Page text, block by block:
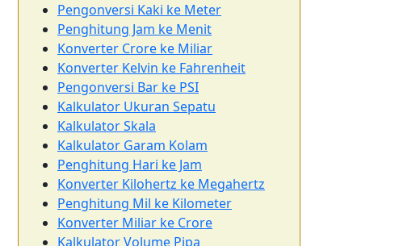
Pengonversi Kaki ke Meter
Penghitung Jam ke Menit
Konverter Crore ke Miliar
Konverter Kelvin ke Fahrenheit
Pengonversi Bar ke PSI
Kalkulator Ukuran Sepatu
Kalkulator Skala
Kalkulator Garam Kolam
Penghitung Hari ke Jam
Konverter Kilohertz ke Megahertz
Penghitung Mil ke Kilometer
Konverter Miliar ke Crore
Kalkulator Volume Pipa